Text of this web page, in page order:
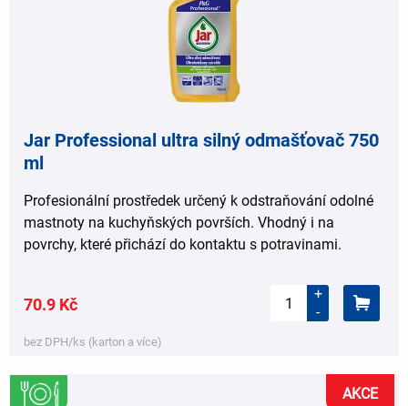
Jar Professional ultra silný odmašťovač 750
ml
Profesionální prostředek určený k odstraňování odolné
mastnoty na kuchyňských površích. Vhodný i na
povrchy, které přichází do kontaktu s potravinami.
70.9 Kč
+
-
bez DPH/ks (karton a více)
AKCE